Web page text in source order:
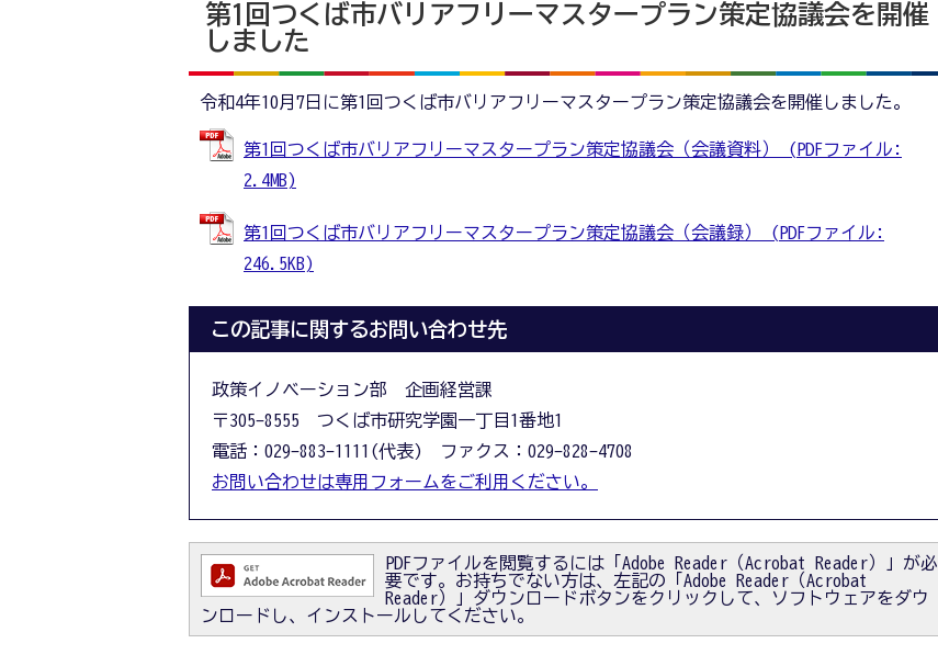
第1回つくば市バリアフリーマスタープラン策定協議会を開催
しました
令和4年10月7日に第1回つくば市バリアフリーマスタープラン策定協議会を開催しました。
第1回つくば市バリアフリーマスタープラン策定協議会（会議資料） (PDFファイル:
2.4MB)
第1回つくば市バリアフリーマスタープラン策定協議会（会議録） (PDFファイル:
246.5KB)
この記事に関するお問い合わせ先
政策イノベーション部 企画経営課
〒305-8555 つくば市研究学園一丁目1番地1
電話：029-883-1111(代表) ファクス：029-828-4708
お問い合わせは専用フォームをご利用ください。
PDFファイルを閲覧するには「Adobe Reader（Acrobat Reader）」が必
要です。お持ちでない方は、左記の「Adobe Reader（Acrobat
Reader）」ダウンロードボタンをクリックして、ソフトウェアをダウ
ンロードし、インストールしてください。